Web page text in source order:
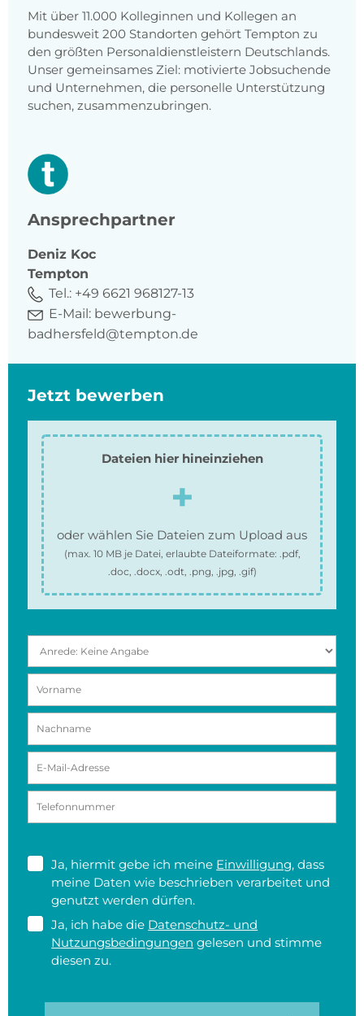
Mit über 11.000 Kolleginnen und Kollegen an
bundesweit 200 Standorten gehört Tempton zu
den größten Personaldienstleistern Deutschlands.
Unser gemeinsames Ziel: motivierte Jobsuchende
und Unternehmen, die personelle Unterstützung
suchen, zusammenzubringen.
Ansprechpartner
Deniz Koc
Tempton
Tel.: +49 6621 968127-13
E-Mail: bewerbung-
badhersfeld@tempton.de
Jetzt bewerben
Dateien hier hineinziehen
oder wählen Sie Dateien zum Upload aus
(max. 10 MBje Datei, erlaubte Dateiformate: .pdf,
.doc, .docx, .odt, .png, .jpg, .gif)
Ja, hiermit gebe ich meine Einwilligung, dass
meine Daten wie beschrieben verarbeitet und
genutzt werden dürfen.
Ja, ich habe die Datenschutz- und
Nutzungsbedingungen gelesen und stimme
diesen zu.